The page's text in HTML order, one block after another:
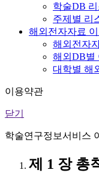
학술DB 리
주제별 리
해외전자자료
해외전자
해외DB별
대학별 해
이용약관
닫기
학술연구정보서비스
제 1 장 총